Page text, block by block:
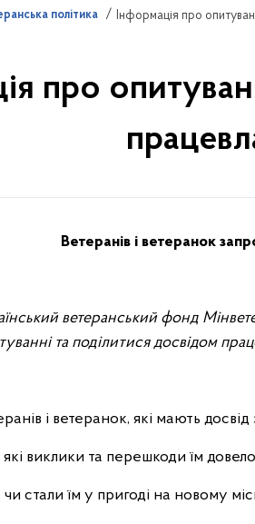
політика Інформація про
про
Ветеранів іветеранок
ветеранський фонд
та поділитися досвідом
і ветеранок, які мають
які виклики та перешкоди їм
чи стали їм у пригоді на новому